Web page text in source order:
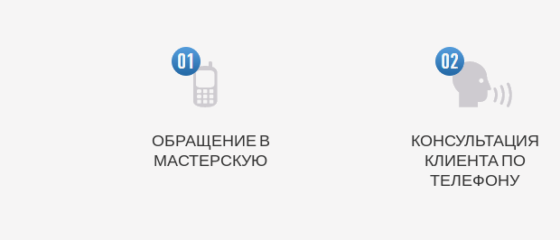
ОБРАЩЕНИЕ В
МАСТЕРСКУЮ
КОНСУЛЬТАЦИЯ
КЛИЕНТА ПО
ТЕЛЕФОНУ